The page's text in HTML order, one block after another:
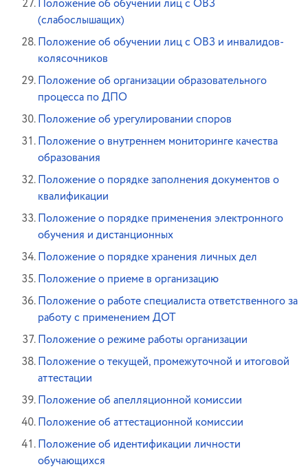
Положение об обучении лиц с ОВЗ
(слабослышащих)
Положение об обучении лиц с ОВЗ и инвалидов-
колясочников
Положение об организации образовательного
процесса по ДПО
Положение об урегулировании споров
Положение о внутреннем мониторинге качества
образования
Положение о порядке заполнения документов о
квалификации
Положение о порядке применения электронного
обучения и дистанционных
Положение о порядке хранения личных дел
Положение о приеме в организацию
Положение о работе специалиста ответственного за
работу с применением ДОТ
Положение о режиме работы организации
Положение о текущей, промежуточной и итоговой
аттестации
Положение об апелляционной комиссии
Положение об аттестационной комиссии
Положение об идентификации личности
обучающихся